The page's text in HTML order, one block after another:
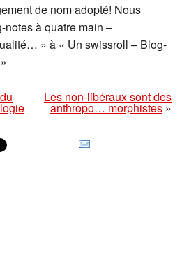
de nom adopté! Nous
à quatre main –
» à « Un swissroll – Blog-
Les non-libéraux sont des
anthropo… morphistes»